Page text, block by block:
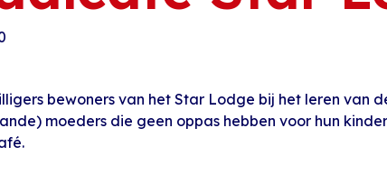
bewoners van het Star Lodge bij het leren van
moeders die geen oppas hebben voor hun